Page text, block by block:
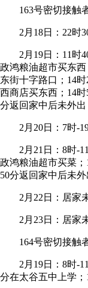
163号密切接触者
2月18日：22时30
2月19日：11时40
政鸿粮油超市买东
东街十字路口；14
西商店买东西；14
分返回家中后未外出
2月20日：7时-19
2月21日：8时-11
政鸿粮油超市买菜；
50分返回家中后未外
2月22日：居家未
2月23日：居家未
164号密切接触者
2月19日：8时-11
分在太谷五中上学；